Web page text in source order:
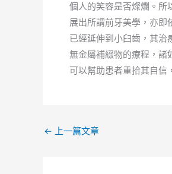
個人的笑容是否燦爛。所
展出所謂前牙美學，亦即
已經延伸到小臼齒，其治
無金屬補綴物的療程，諸
可以幫助患者重拾其自信
← 上一篇文章